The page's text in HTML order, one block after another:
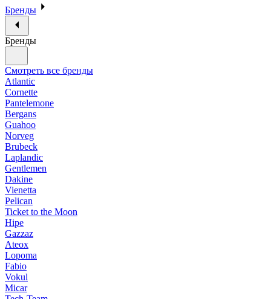
Бренды
Бренды
Смотреть все бренды
Atlantic
Cornette
Pantelemone
Bergans
Guahoo
Norveg
Brubeck
Laplandic
Gentlemen
Dakine
Vienetta
Pelican
Ticket to the Moon
Hipe
Gazzaz
Ateox
Lopoma
Fabio
Vokul
Micar